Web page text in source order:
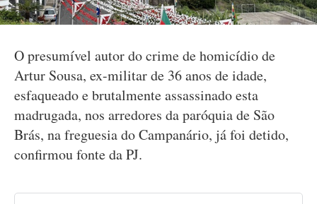
O presumível autor do crime de homicídio de
Artur Sousa, ex-militar de 36 anos de idade,
esfaqueado e brutalmente assassinado esta
madrugada, nos arredores da paróquia de São
Brás, na freguesia do Campanário, já foi detido,
confirmou fonte da PJ.